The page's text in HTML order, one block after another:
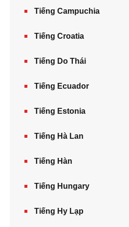
Tiếng Campuchia
Tiếng Croatia
Tiếng Do Thái
Tiếng Ecuador
Tiếng Estonia
Tiếng Hà Lan
Tiếng Hàn
Tiếng Hungary
Tiếng Hy Lạp